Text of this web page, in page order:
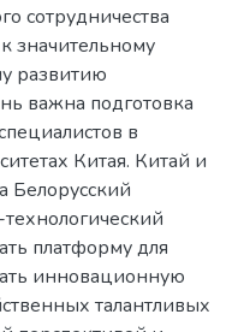
сотрудничества
значительному
развитию
важна подготовка
в
Китая. Китай и
Белорусский
платформу для
инновационную
талантливых